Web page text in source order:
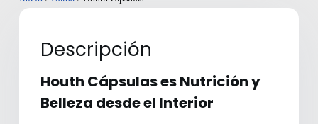
Descripción
Houth Cápsulas es Nutrición y
Belleza desde el Interior